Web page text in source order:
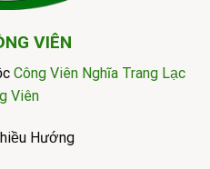
VIÊN
Công Viên Nghĩa Trang Lạc
Viên
Hướng